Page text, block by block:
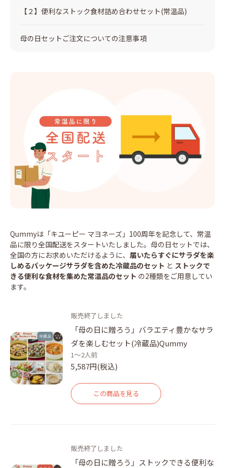
【２】便利なストック食材詰め合わせセット(常温品)
母の日セットご注文についての注意事項
Qummyは「キユーピー マヨネーズ」100周年を記念して、常温
品に限り全国配送をスタートいたしました。母の日セットでは、
全国の方にお求めいただけるように、 届いたらすぐにサラダを楽
しめるパッケージサラダを含めた冷蔵品のセット と ストックで
きる便利な食材を集めた常温品のセット の2種類をご用意してい
ます。
販売終了しました
「母の日に贈ろう」バラエティ豊かなサラ
ダを楽しむセット(冷蔵品)Qummy
1～2人前
5,587円(税込)
この商品を見る
販売終了しました
「母の日に贈ろう」ストックできる便利な